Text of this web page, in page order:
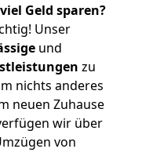
viel Geld sparen?
Unser
und
zu
nichts anderes
neuen Zuhause
wir über
von